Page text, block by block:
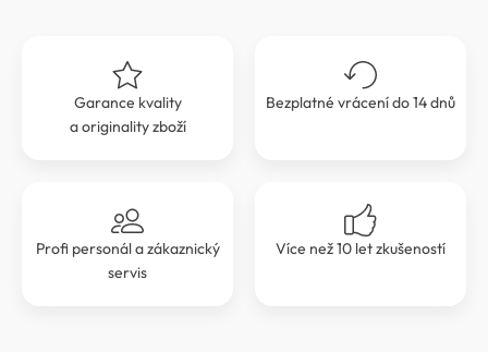
Garance kvality
a originality zboží
Bezplatné vrácení do 14 dnů
Profi personál a zákaznický
servis
Více než 10 let zkušeností